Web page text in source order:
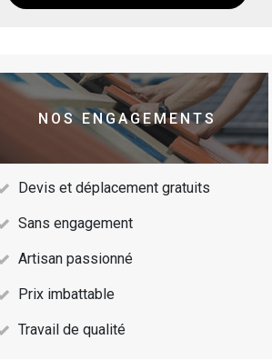
NOS ENGAGEMENTS
Devis et déplacement gratuits
Sans engagement
Artisan passionné
Prix imbattable
Travail de qualité